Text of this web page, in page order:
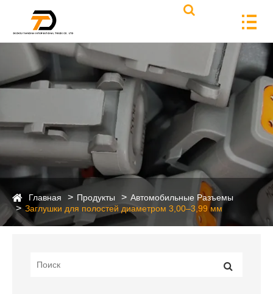
Главная Продукты
Автомобильные Разъемы
Заглушки для полостей диаметром 3,00–3,99 мм